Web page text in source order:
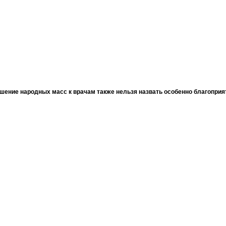
народных масс к врачам также нельзя назвать особенно